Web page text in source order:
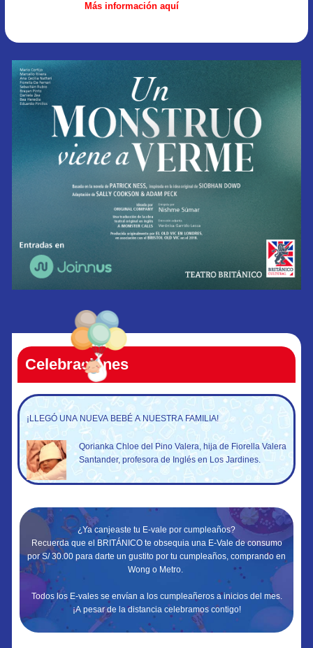
Más información aquí
Celebraciones
¡LLEGÓ UNA NUEVA BEBÉ A NUESTRA FAMILIA!
Qorianka Chloe del Pino Valera, hija de Fiorella Valera
Santander, profesora de Inglés en Los Jardines.
¿Ya canjeaste tu E-vale por cumpleaños?
Recuerda que el BRITÁNICO te obsequia una E-Vale de consumo
por S/ 30.00 para darte un gustito por tu cumpleaños, comprando en
Wong o Metro.
Todos los E-vales se envían a los cumpleañeros a inicios del mes.
¡A pesar de la distancia celebramos contigo!